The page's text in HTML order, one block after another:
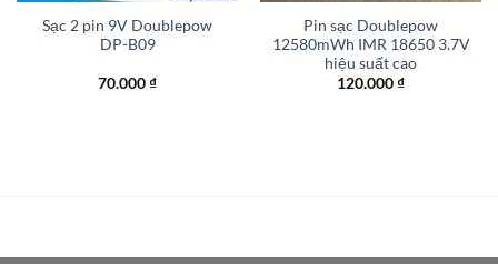
Sạc 2 pin 9V Doublepow
DP-B09
70.000₫
Pin sạc Doublepow
12580mWh IMR 18650 3.7V
hiệu suất cao
120.000₫